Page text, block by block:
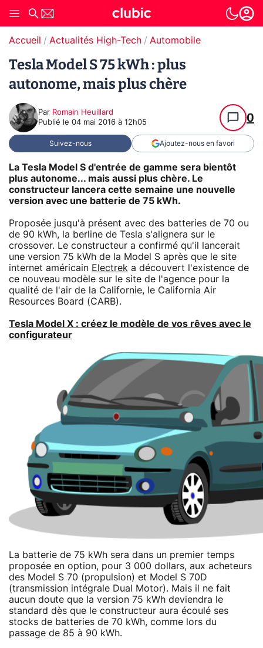
Accueil Actualités High-Tech Automobile
Tesla Model S 75 kWh : plus
autonome, mais plus chère
Par Romain Heuillard
Publié le 04 mai 2016 à 12h05 0
Suivez-nous Ajoutez-nous en favori
La Tesla Model S d'entrée de gamme sera bientôt
plus autonome... mais aussi plus chère. Le
constructeur lancera cette semaine une nouvelle
version avec une batterie de 75 kWh.
Proposée jusqu'à présent avec des batteries de 70 ou
de 90 kWh, la berline de Tesla s'alignera sur le
crossover. Le constructeur a confirmé qu'il lancerait
une version 75 kWh de la Model S après que le site
internet américain Electrek a découvert l'existence de
ce nouveau modèle sur le site de l'agence pour la
qualité de l'air de la Californie, le California Air
Resources Board (CARB).
Tesla Model X : créez le modèle de vos rêves avec le
configurateur
La batterie de 75 kWh sera dans un premier temps
proposée en option, pour 3 000 dollars, aux acheteurs
des Model S 70 (propulsion) et Model S 70D
(transmission intégrale Dual Motor). Mais il ne fait
aucun doute que la version 75 kWh deviendra le
standard dès que le constructeur aura écoulé ses
stocks de batteries de 70 kWh, comme lors du
passage de 85 à 90 kWh.